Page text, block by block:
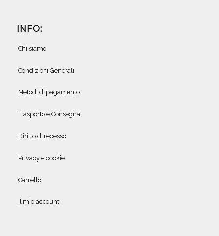
INFO:
Chi siamo
Condizioni Generali
Metodi di pagamento
Trasporto e Consegna
Diritto di recesso
Privacy e cookie
Carrello
Il mio account